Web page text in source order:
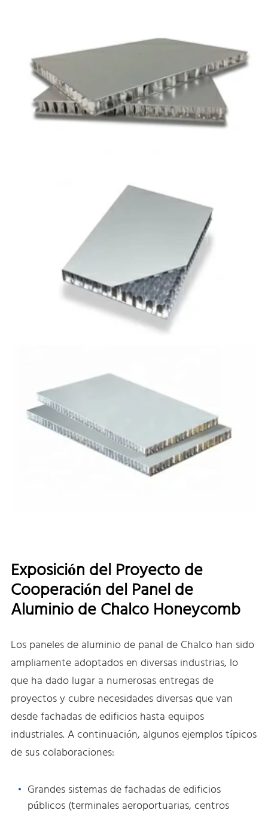
Exposición del Proyecto de
Cooperación del Panel de
Aluminio de Chalco Honeycomb
Los paneles de aluminio de panal de Chalco han sido
ampliamente adoptados en diversas industrias, lo
que ha dado lugar a numerosas entregas de
proyectos y cubre necesidades diversas que van
desde fachadas de edificios hasta equipos
industriales. A continuación, algunos ejemplos típicos
de sus colaboraciones:
Grandes sistemas de fachadas de edificios
públicos (terminales aeroportuarias, centros